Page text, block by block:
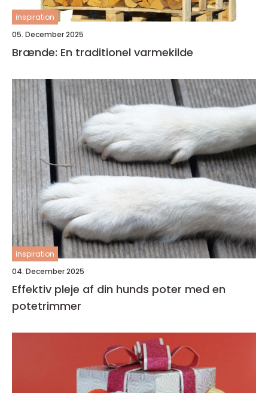
inspiration
05. December 2025
Brænde: En traditionel varmekilde
inspiration
04. December 2025
Effektiv pleje af din hunds poter med en
potetrimmer